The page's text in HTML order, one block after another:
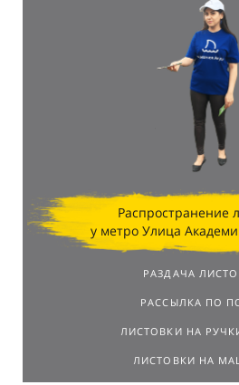
Распространение
у метро Улица
РАЗДАЧА
РАССЫЛКА ПО
ЛИСТОВКИ НА
ЛИСТОВКИ НА